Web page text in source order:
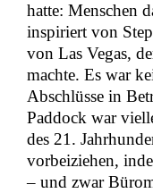
hatte: Menschen
inspiriert von
von Las Vegas,
machte. Es war
Abschlüsse in
Paddock war
des 21.
vorbeiziehen,
– und zwar